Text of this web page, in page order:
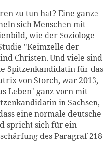
zu tun hat? Eine ganze
sich Menschen mit
wie der Soziologe
"Keimzelle der
Christen. Und viele sind
Spitzenkandidatin für das
von Storch, war 2013,
Leben" ganz vorn mit
in Sachsen,
eine normale deutsche
spricht sich für ein
des Paragraf 218